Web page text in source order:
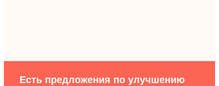
Есть предложения по улучшению